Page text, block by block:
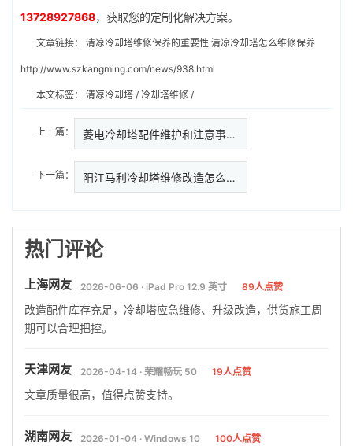
13728927868，获取您的定制化解决方案。
文章链接： 清凉冷却塔维修保养的重要性,清凉冷却塔怎么维修保养
http://www.szkangming.com/news/938.html
本文标签： 清凉冷却塔 / 冷却塔维修 /
上一篇： 菱电冷却塔配件维护和注意事项…
下一篇： 阳江马利冷却塔维修改造怎么做好
热门评论
上海网友 2026-06-06 · iPad Pro 12.9 英寸 89人点赞
改造配件库存充足，冷却塔应急维修、升级改造，供货施工周
期可以合理把控。
天津网友 2026-04-14 · 荣耀畅玩 50 19人点赞
文章质量很高，值得点赞支持。
湖南网友 2026-01-04 · Windows 10 100人点赞